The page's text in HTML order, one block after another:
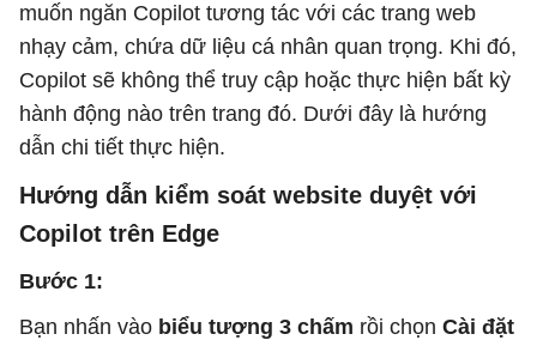
muốn ngăn Copilot tương tác với các trang web
nhạy cảm, chứa dữ liệu cá nhân quan trọng. Khi đó,
Copilot sẽ không thể truy cập hoặc thực hiện bất kỳ
hành động nào trên trang đó. Dưới đây là hướng
dẫn chi tiết thực hiện.
Hướng dẫn kiểm soát website duyệt với
Copilot trên Edge
Bước 1:
Bạn nhấn vào biểu tượng 3 chấm rồi chọn Cài đặt